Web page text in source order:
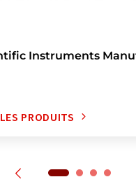
Instruments
PRODUITS